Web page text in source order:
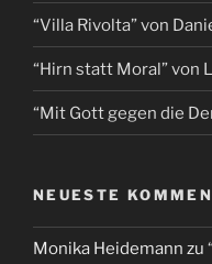
“Villa Rivolta” von
“Hirn statt Moral” von
“Mit Gott gegen die
NEUESTE
Monika Heidemann zu